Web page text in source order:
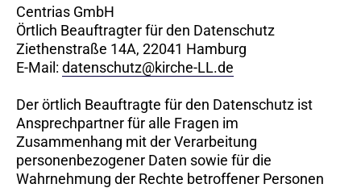
Centrias GmbH
Örtlich Beauftragter für den Datenschutz
Ziethenstraße 14A, 22041 Hamburg
E-Mail: datenschutz@kirche-LL.de
Der örtlich Beauftragte für den Datenschutz ist
Ansprechpartner für alle Fragen im
Zusammenhang mit der Verarbeitung
personenbezogener Daten sowie für die
Wahrnehmung der Rechte betroffener Personen